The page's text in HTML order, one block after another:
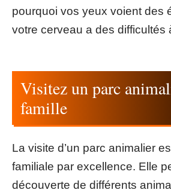
pourquoi vos yeux voient des
votre cerveau a des difficultés
Visitez un parc
famille
La visite d’un parc animalier
familiale par excellence. Elle
découverte de différents